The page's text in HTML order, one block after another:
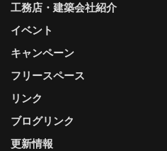
更新情報
工務店・建築会社紹介
イベント
キャンペーン
フリースペース
リンク
ブログリンク